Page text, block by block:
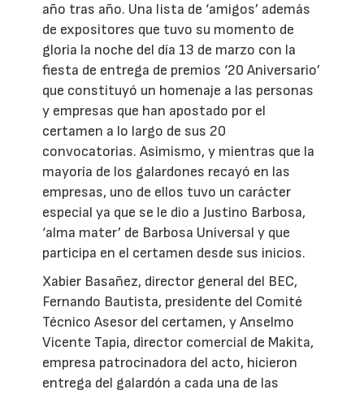
año tras año. Una lista de ‘amigos’ además
de expositores que tuvo su momento de
gloria la noche del día 13 de marzo con la
fiesta de entrega de premios ‘20 Aniversario’
que constituyó un homenaje a las personas
y empresas que han apostado por el
certamen a lo largo de sus 20
convocatorias. Asimismo, y mientras que la
mayoría de los galardones recayó en las
empresas, uno de ellos tuvo un carácter
especial ya que se le dio a Justino Barbosa,
‘alma mater’ de Barbosa Universal y que
participa en el certamen desde sus inicios.
Xabier Basañez, director general del BEC,
Fernando Bautista, presidente del Comité
Técnico Asesor del certamen, y Anselmo
Vicente Tapia, director comercial de Makita,
empresa patrocinadora del acto, hicieron
entrega del galardón a cada una de las